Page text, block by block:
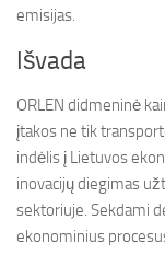
emisijas.
Išvada
ORLEN didmeninė
įtakos ne tik
indėlis į Lietuvos
inovacijų diegimas
sektoriuje. Sekdami
ekonominius